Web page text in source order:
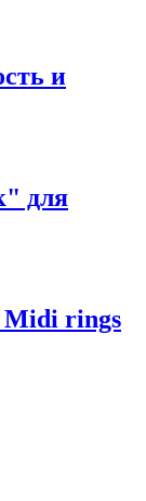
и
для
Midi rings